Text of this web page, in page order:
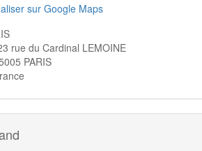
sur Google Maps
rue du Cardinal LEMOINE
PARIS